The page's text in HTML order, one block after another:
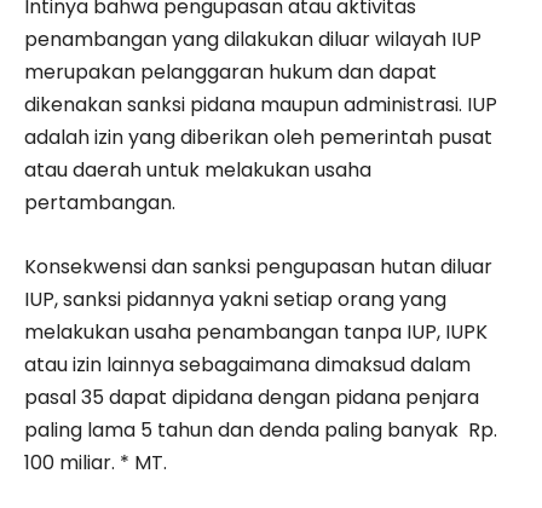
Intinya bahwa pengupasan atau aktivitas
penambangan yang dilakukan diluar wilayah IUP
merupakan pelanggaran hukum dan dapat
dikenakan sanksi pidana maupun administrasi. IUP
adalah izin yang diberikan oleh pemerintah pusat
atau daerah untuk melakukan usaha
pertambangan.
Konsekwensi dan sanksi pengupasan hutan diluar
IUP, sanksi pidannya yakni setiap orang yang
melakukan usaha penambangan tanpa IUP, IUPK
atau izin lainnya sebagaimana dimaksud dalam
pasal 35 dapat dipidana dengan pidana penjara
paling lama 5 tahun dan denda paling banyak Rp.
100 miliar. * MT.